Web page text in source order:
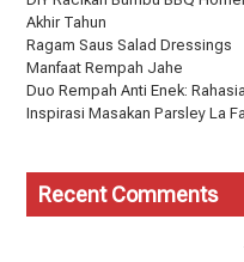
Akhir Tahun
Ragam Saus Salad Dressings
Manfaat Rempah Jahe
Duo Rempah Anti Enek:
Inspirasi Masakan Parsley La
Recent Comments